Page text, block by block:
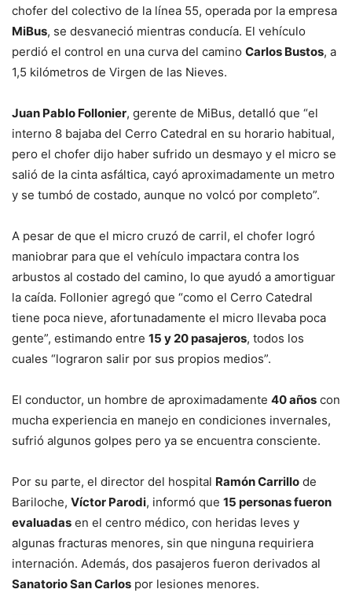
chofer del colectivo de la línea 55, operada por la empresa
MiBus, se desvaneció mientras conducía. El vehículo
perdió el control en una curva del camino Carlos Bustos, a
1,5 kilómetros de Virgen de las Nieves.
Juan Pablo Follonier, gerente de MiBus, detalló que “el
interno 8 bajaba del Cerro Catedral en su horario habitual,
pero el chofer dijo haber sufrido un desmayo y el micro se
salió de la cinta asfáltica, cayó aproximadamente un metro
y se tumbó de costado, aunque no volcó por completo”.
A pesar de que el micro cruzó de carril, el chofer logró
maniobrar para que el vehículo impactara contra los
arbustos al costado del camino, lo que ayudó a amortiguar
la caída. Follonier agregó que “como el Cerro Catedral
tiene poca nieve, afortunadamente el micro llevaba poca
gente”, estimando entre 15 y 20 pasajeros, todos los
cuales “lograron salir por sus propios medios”.
El conductor, un hombre de aproximadamente 40 años con
mucha experiencia en manejo en condiciones invernales,
sufrió algunos golpes pero ya se encuentra consciente.
Por su parte, el director del hospital Ramón Carrillo de
Bariloche, Víctor Parodi, informó que 15 personas fueron
evaluadas en el centro médico, con heridas leves y
algunas fracturas menores, sin que ninguna requiriera
internación. Además, dos pasajeros fueron derivados al
Sanatorio San Carlos por lesiones menores.